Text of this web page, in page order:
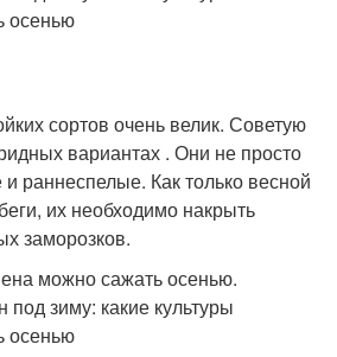
сортов очень велик. Советую
вариантах . Они не просто
раннеспелые. Как только весной
их необходимо накрыть
заморозков.